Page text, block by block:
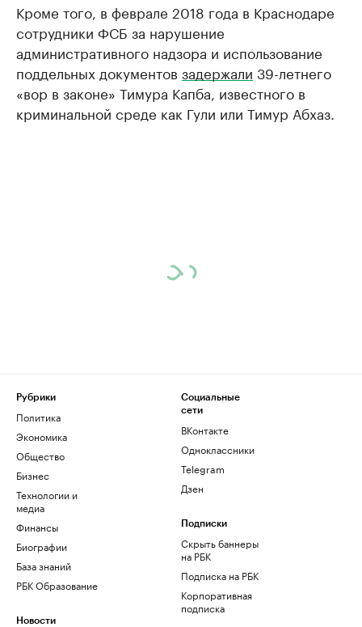
Кроме того, в феврале 2018 года в Краснодаре
сотрудники ФСБ за нарушение
административного надзора и использование
поддельных документов задержали 39-летнего
«вор в законе» Тимура Капба, известного в
криминальной среде как Гули или Тимур Абхаз.
Рубрики
Политика
Экономика
Общество
Бизнес
Технологии и
медиа
Финансы
Биографии
База знаний
РБК Образование
Новости
Социальные
сети
ВКонтакте
Одноклассники
Telegram
Дзен
Подписки
Скрыть баннеры
на РБК
Подписка на РБК
Корпоративная
подписка